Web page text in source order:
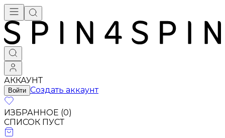
АККАУНТ
Войти Создать аккаунт
ИЗБРАННОЕ (0)
СПИСОК ПУСТ